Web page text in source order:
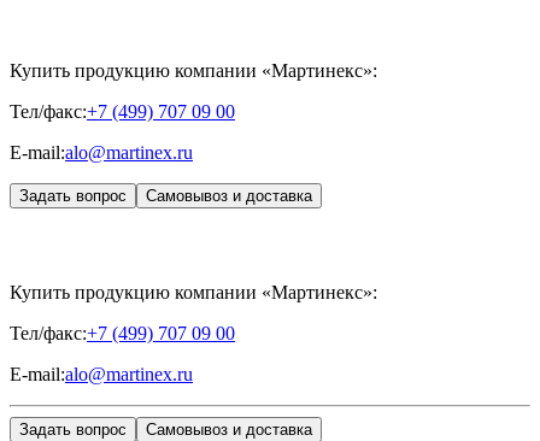
Купить продукцию компании «Мартинекс»:
Тел/факс:+7 (499) 707 09 00
E-mail:alo@martinex.ru
Задать вопрос Самовывоз и доставка
Купить продукцию компании «Мартинекс»:
Тел/факс:+7 (499) 707 09 00
E-mail:alo@martinex.ru
Задать вопрос Самовывоз и доставка